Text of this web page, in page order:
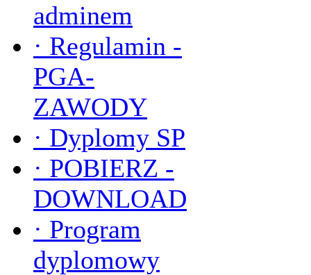
adminem
· Regulamin -
PGA-
ZAWODY
· Dyplomy SP
· POBIERZ -
DOWNLOAD
· Program
dyplomowy